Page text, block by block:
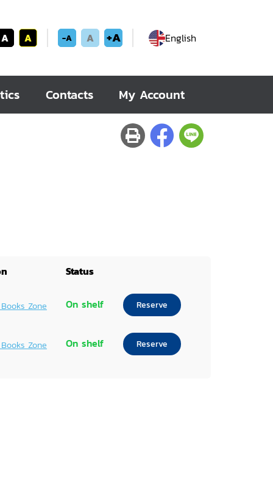
A A -A A +A English
Contacts My Account
Status
Zone On shelf Reserve
Zone On shelf Reserve